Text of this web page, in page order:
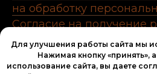
на обработку
Согласие на получение
рекламных материалов |
обработку файлов cookie
Для улучшения работы сайта мы
Нажимая кнопку «принять»,
использование сайта, вы даете